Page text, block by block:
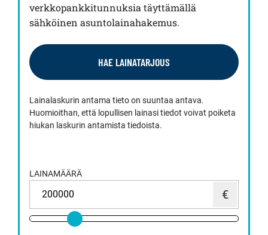
verkkopankkitunnuksia täyttämällä
sähköinen asuntolainahakemus.
HAE LAINATARJOUS
Lainalaskurin antama tieto on suuntaa antava.
Huomioithan, että lopullisen lainasi tiedot voivat poiketa
hiukan laskurin antamista tiedoista.
LAINAMÄÄRÄ